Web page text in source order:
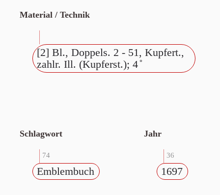
Material / Technik
[2] Bl., Doppels. 2 - 51, Kupfert.,
zahlr. Ill. (Kupferst.); 4 ̊
Schlagwort
74
Emblembuch
Jahr
36
1697